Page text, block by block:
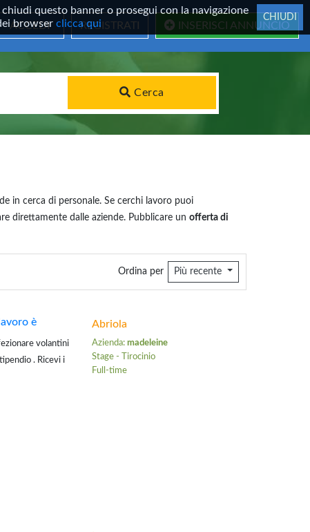
questo banner o prosegui con la navigazione
browser clicca qui
CHIUDI
ACCEDI REGISTRATI INSERISCI ANNUNCIO
Cerca
in cerca di personale. Se cerchi lavoro puoi
direttamente dalle aziende. Pubblicare un offerta di
Ordina per Più recente
è
volantini
. Ricevi i
e ...
Abriola
Azienda:madeleine
Stage - Tirocinio
Full-time